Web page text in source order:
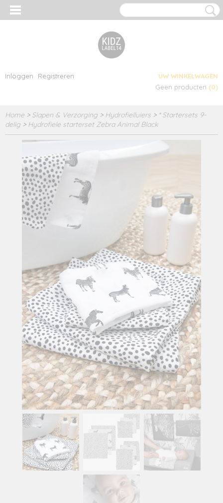
Inloggen Registreren
UW WINKELWAGEN
Geen producten (0)
Home > Slapen & Verzorging > Hydrofielluiers > * Startersets 9-
delig > Hydrofiele starterset Zebra Animal Black